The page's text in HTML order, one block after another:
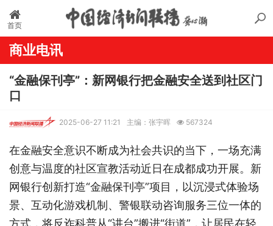
首页
商业电讯
“金融保刊亭”：新网银行把金融安全送到社区门
口
2025-06-27 11:21 主编：张宇晖 567324
在金融安全意识不断成为社会共识的当下，一场充满
创意与温度的社区宣教活动近日在成都成功开展。新
网银行创新打造“金融保刊亭”项目，以沉浸式体验场
景、互动化游戏机制、警银联动咨询服务三位一体的
方式，将反诈科普从“讲台”搬进“街道”，让居民在轻